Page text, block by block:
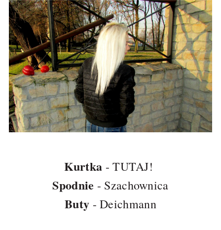
Kurtka -TUTAJ!
Spodnie - Szachownica
Buty - Deichmann